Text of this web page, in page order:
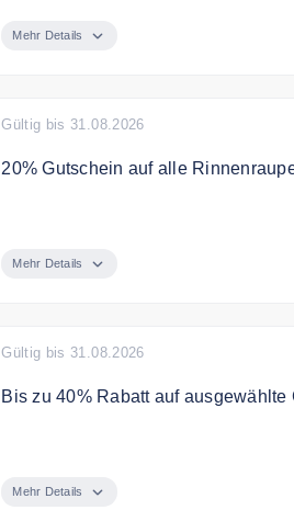
Mehr Details
Gültig bis 31.08.2026
20% Gutschein auf alle
Bedingungen
Mindestbestellwert: 50,00 Euro
Mehr Details
Gültig bis 31.08.2026
Bis zu 40% Rabatt auf ausgewählte
Mehr Details